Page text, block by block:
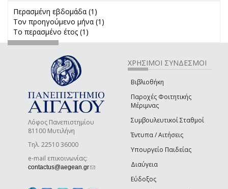
Περασμένη εβδομάδα (1)
Τον προηγούμενο μήνα (1)
Το περασμένο έτος (1)
Λόφος Πανεπιστημίου
81100 Μυτιλήνη
Τηλ. 22510 36000
e-mail επικοινωνίας:
contactus@aegean.gr(link sends e-mail)
ΧΡΗΣΙΜΟΙ ΣΥΝΔΕΣΜΟΙ
Βιβλιοθήκη
Παροχές Φοιτητικής
Μέριμνας
Συμβουλευτικοί Σταθμοί
Έντυπα / Αιτήσεις
Υπουργείο Παιδείας
Διαύγεια
Εύδοξος